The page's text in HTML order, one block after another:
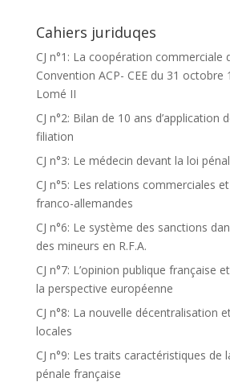
Cahiers juriduqes
CJ n°1: La coopération commerciale
Convention ACP- CEE du 31 octobre
Lomé II
CJ n°2: Bilan de 10 ans d’application
filiation
CJ n°3: Le médecin devant la loi
CJ n°5: Les relations commerciales
franco-allemandes
CJ n°6: Le système des sanctions
des mineurs en R.F.A.
CJ n°7: L’opinion publique française
la perspective européenne
CJ n°8: La nouvelle décentralisation
locales
CJ n°9: Les traits caractéristiques de
pénale française